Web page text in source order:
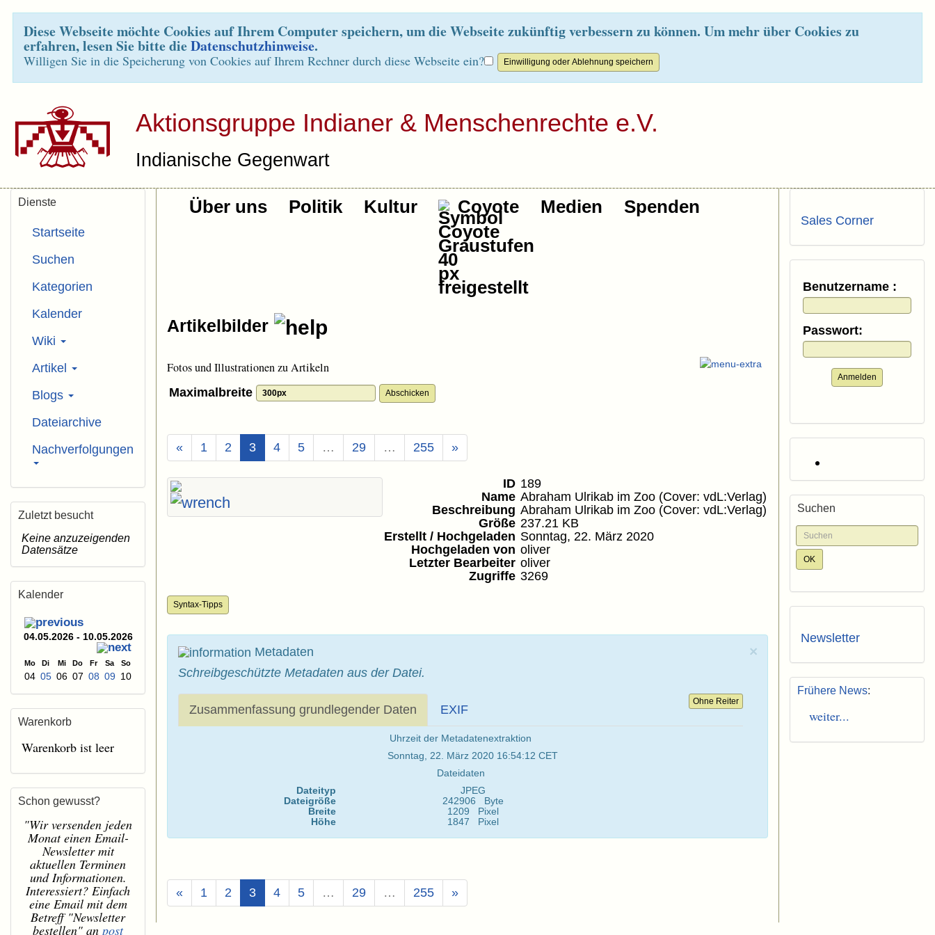
Diese Webseite möchte Cookies auf Ihrem Computer speichern, um die Webseite zukünftig verbessern zu können. Um mehr über Cookies zu
erfahren, lesen Sie bitte dieDatenschutzhinweise.
Willigen Sie in die Speicherung von Cookies auf Ihrem Rechner durch diese Webseite ein?
Aktionsgruppe Indianer & Menschenrechte e.V.
Indianische Gegenwart
Über uns Politik Kultur Coyote Medien Spenden
Artikelbilder
Fotos und Illustrationen zu Artikeln
Maximalbreite
« 1 2 3(Aktuell)
4 5 … 29 … 255 »
ID 189
Name Abraham Ulrikab im Zoo (Cover: vdL:Verlag)
Beschreibung Abraham Ulrikab im Zoo (Cover: vdL:Verlag)
Größe 237.21 KB
Erstellt / Hochgeladen Sonntag, 22. März 2020
Hochgeladen von oliver
Letzter Bearbeiter oliver
Zugriffe 3269
Syntax-Tipps
×
Metadaten
Schreibgeschützte Metadaten aus der Datei.
Ohne Reiter
Zusammenfassung grundlegender Daten EXIF
Uhrzeit der Metadatenextraktion
Sonntag, 22. März 2020 16:54:12 CET
Dateidaten
Dateityp
JPEG
Dateigröße
242906 Byte
Breite
1209 Pixel
Höhe
1847 Pixel
« 1 2 3(Aktuell)
4 5 … 29 … 255 »
Dienste
Startseite
Suchen
Kategorien
Kalender
Wiki
Artikel
Blogs
Dateiarchive
Nachverfolgungen
Zuletzt besucht
Keine anzuzeigenden
Datensätze
Kalender
04.05.2026 - 10.05.2026
Mo Di Mi Do Fr Sa So
04 05 06 07 08 09 10
Warenkorb
Warenkorb ist leer
Schon gewusst?
"Wir versenden jeden
Monat einen Email-
Newsletter mit
aktuellen Terminen
und Informationen.
Interessiert? Einfach
eine Email mit dem
Betreff "Newsletter
bestellen" an post
Sales Corner
Benutzername :
Passwort:
Anmelden
Suchen
Newsletter
Frühere News:
weiter...